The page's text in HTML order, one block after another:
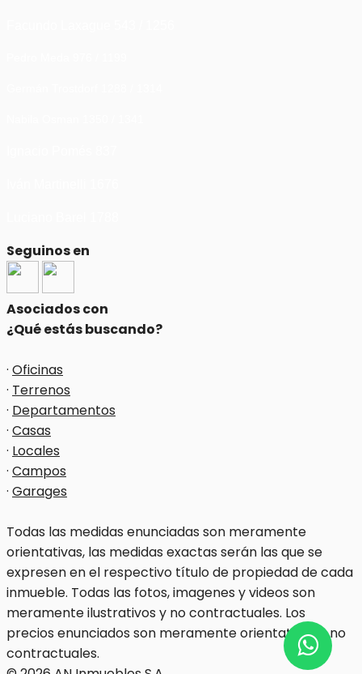
Seguinos en
Asociados con
¿Qué estás buscando?
· Oficinas
· Terrenos
· Departamentos
· Casas
· Locales
· Campos
· Garages
Todas las medidas enunciadas son meramente
orientativas, las medidas exactas serán las que se
expresen en el respectivo título de propiedad de cada
inmueble. Todas las fotos, imagenes y videos son
meramente ilustrativos y no contractuales. Los
precios enunciados son meramente orientativos y no
contractuales.